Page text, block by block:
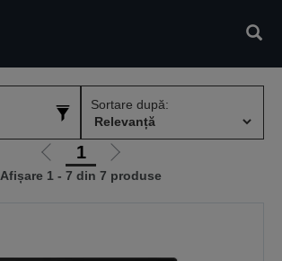
Sortare după:
Mergi
la
1
Mergi
la
Afișare 1 - 7 din 7 produse